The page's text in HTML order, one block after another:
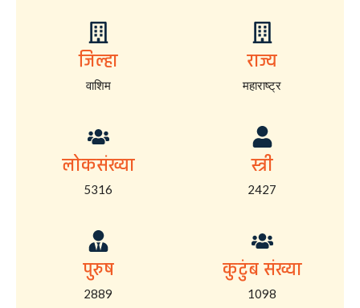
जिल्हा
वाशिम
राज्य
महाराष्ट्र
लोकसंख्या
5316
स्त्री
2427
पुरुष
2889
कुटुंब संख्या
1098